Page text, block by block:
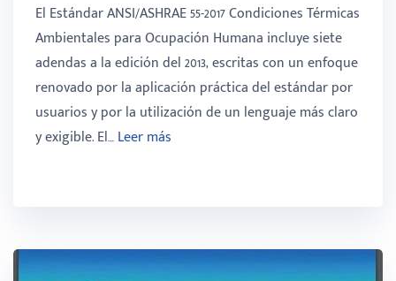
El Estándar ANSI/ASHRAE 55-2017 Condiciones Térmicas
Ambientales para Ocupación Humana incluye siete
adendas a la edición del 2013, escritas con un enfoque
renovado por la aplicación práctica del estándar por
usuarios y por la utilización de un lenguaje más claro
y exigible. El…Leer más